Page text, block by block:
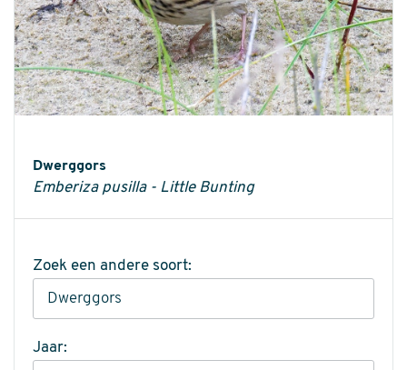
Dwerggors
Emberiza pusilla - Little Bunting
Zoek een andere soort:
Jaar: